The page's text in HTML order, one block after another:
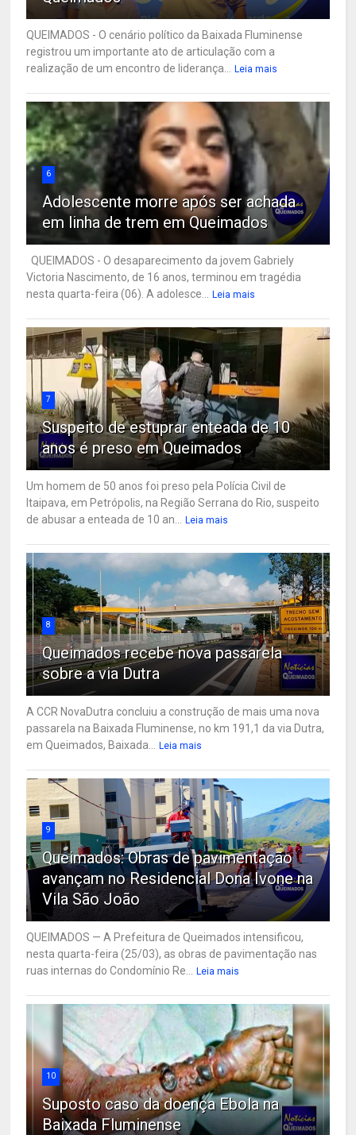
QUEIMADOS - O cenário político da Baixada Fluminense
registrou um importante ato de articulação com a
realização de um encontro de liderança...
Leia mais
6
Adolescente morre após ser achada
em linha de trem em Queimados
QUEIMADOS - O desaparecimento da jovem Gabriely
Victoria Nascimento, de 16 anos, terminou em tragédia
nesta quarta-feira (06). A adolesce...
Leia mais
7
Suspeito de estuprar enteada de 10
anos é preso em Queimados
Um homem de 50 anos foi preso pela Polícia Civil de
Itaipava, em Petrópolis, na Região Serrana do Rio, suspeito
de abusar a enteada de 10 an...
Leia mais
8
Queimados recebe nova passarela
sobre a via Dutra
A CCR NovaDutra concluiu a construção de mais uma nova
passarela na Baixada Fluminense, no km 191,1 da via Dutra,
em Queimados, Baixada...
Leia mais
9
Queimados: Obras de pavimentação
avançam no Residencial Dona Ivone na
Vila São João
QUEIMADOS — A Prefeitura de Queimados intensificou,
nesta quarta-feira (25/03), as obras de pavimentação nas
ruas internas do Condomínio Re...
Leia mais
10
Suposto caso da doença Ebola na
Baixada Fluminense